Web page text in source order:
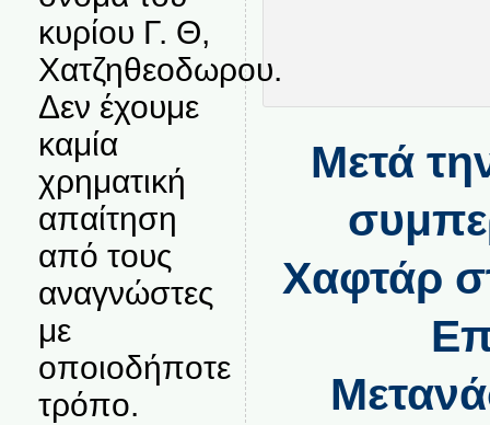
κυρίου Γ. Θ,
Χατζηθεοδωρου.
Δεν έχουμε
καμία
χρηματική
απαίτηση
από τους
αναγνώστες
με
οποιοδήποτε
τρόπο.
Μετά
Χαφτάρ